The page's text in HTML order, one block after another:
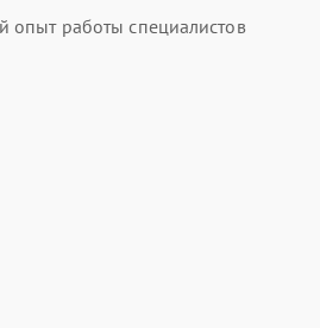
опыт работы специалистов